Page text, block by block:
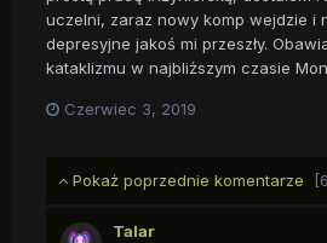
uczelni, zaraz nowy komp wejdzie i
depresyjne jakoś mi przeszły.
kataklizmu w najbliższym czasie
Czerwiec 3, 2019
Pokaż poprzednie komentarze
Talar